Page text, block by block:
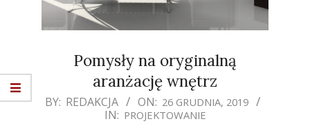
Pomysły na oryginalną
aranżację wnętrz
2019-
BY: REDAKCJA ON: 26 GRUDNIA, 2019
IN: PROJEKTOWANIE